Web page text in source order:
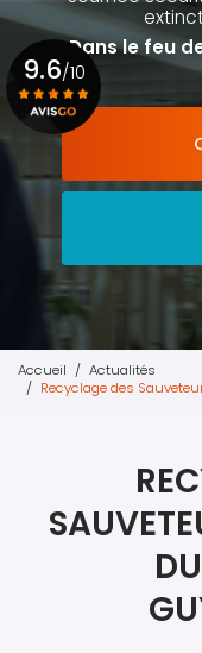
Dans le feu
9.6/10
Voir le certificat
Accueil
Actualités
Recyclage des